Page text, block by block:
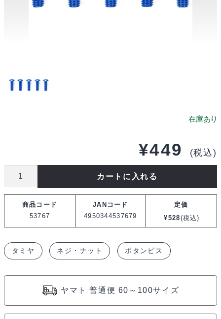
¥449 (税込)
OP.767
3×10mm
角
カートに入れる
商品コード
53767
JANコード
4950344537679
定価
¥528(税込)
タミヤ ネジ・ナット ボタンビス
ヤマト 普通便 60～100サイズ